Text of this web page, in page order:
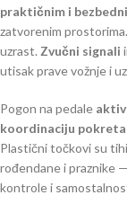
praktičnim i
zatvorenim
uzrast. Zvučni signali
utisak prave vožnje i
Pogon na pedale
koordinaciju pokreta
Plastični točkovi su
rođendane i praznike
kontrole i